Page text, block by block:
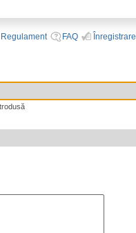
Regulament FAQ Înregistrare